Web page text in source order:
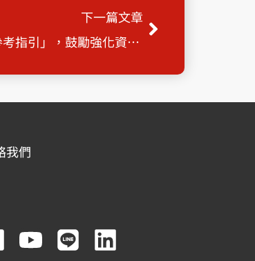
下一篇文章
金管會發布「金融業導入零信任架構參考指引」，鼓勵強化資安防護
下一篇
我們
Y L L